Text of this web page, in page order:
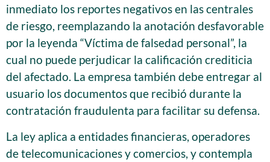
inmediato los reportes negativos en las centrales
de riesgo, reemplazando la anotación desfavorable
por la leyenda “Víctima de falsedad personal”, la
cual no puede perjudicar la calificación crediticia
del afectado. La empresa también debe entregar al
usuario los documentos que recibió durante la
contratación fraudulenta para facilitar su defensa.
La ley aplica a entidades financieras, operadores
de telecomunicaciones y comercios, y contempla